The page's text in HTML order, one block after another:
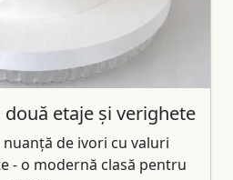
etaje și verighete
de ivori cu valuri
- o modernă clasă pentru